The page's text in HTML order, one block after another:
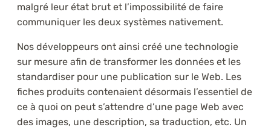
malgré leur état brut et l’impossibilité de faire
communiquer les deux systèmes nativement.
Nos développeurs ont ainsi créé une technologie
sur mesure afin de transformer les données et les
standardiser pour une publication sur le Web. Les
fiches produits contenaient désormais l’essentiel de
ce à quoi on peut s’attendre d’une page Web avec
des images, une description, sa traduction, etc. Un